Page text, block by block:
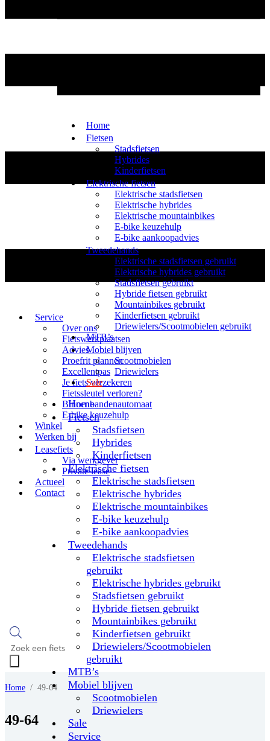
Service
Over ons
Fietswerkplaatsen
Advies
Proefrit plannen
Excellentpas
Je fiets verzekeren
Fietssleutel verloren?
Binnenbandenautomaat
E-bike keuzehulp
Winkel
Werken bij
Leasefiets
Via werkgever
Private lease
Actueel
Contact
Producten
zoeken
Home
Fietsen
Stadsfietsen
Hybrides
Kinderfietsen
Elektrische fietsen
Elektrische stadsfietsen
Elektrische hybrides
Elektrische mountainbikes
E-bike keuzehulp
E-bike aankoopadvies
Tweedehands
Elektrische stadsfietsen gebruikt
Elektrische hybrides gebruikt
Stadsfietsen gebruikt
Hybride fietsen gebruikt
Mountainbikes gebruikt
Kinderfietsen gebruikt
Driewielers/Scootmobielen gebruikt
MTB’s
Mobiel blijven
Scootmobielen
Driewielers
Sale
Home
Fietsen
Stadsfietsen
Hybrides
Kinderfietsen
Elektrische fietsen
Elektrische stadsfietsen
Elektrische hybrides
Elektrische mountainbikes
E-bike keuzehulp
E-bike aankoopadvies
Tweedehands
Elektrische stadsfietsen
gebruikt
Elektrische hybrides gebruikt
Stadsfietsen gebruikt
Hybride fietsen gebruikt
Mountainbikes gebruikt
Kinderfietsen gebruikt
Driewielers/Scootmobielen
gebruikt
MTB’s
Mobiel blijven
Scootmobielen
Driewielers
Sale
Service
Home / 49-64
49-64